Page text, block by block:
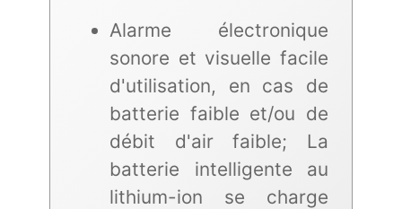
Alarme électronique
sonore et visuelle facile
d'utilisation, en cas de
batterie faible et/ou de
débit d'air faible; La
batterie intelligente au
lithium-ion se charge